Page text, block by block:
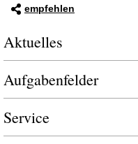
empfehlen
Aktuelles
Aufgabenfelder
Service